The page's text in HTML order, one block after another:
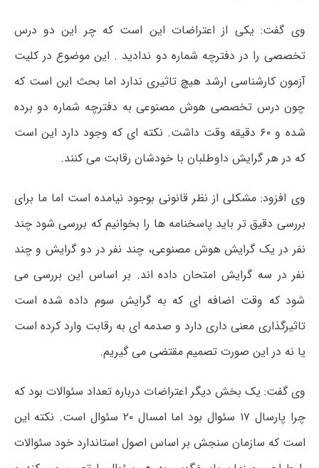
وی گفت: یکی از اعتراضات این است که چر این دو درس
تخصصی را در دفترچه شماره دو ندادید . این موضوع در کلیت
آزمون کارشناسی ارشد هیچ تاثیری ندارد اما بحث این است که
چون درس تخصصی هوش مصنوعی به دفترچه شماره دو برده
شده و ۶۰ دقیقه وقت داشت. نکته ای که وجود دارد این است
که در هر گرایش داوطلبان با خودشان رقابت می کنند.
وی افزود: مشکلی از نظر قانونی بوجود نیامده است اما ما برای
بررسی دقیق تر باید پاسخنامه ها را بخوانیم که بررسی شود چند
نفر در یک گرایش هوش مصنوعی، چند نفر در دو گرایش و چند
نفر در سه گرایش امتحان داده اند. بر اساس این بررسی می
شود که وقت اضافه ای که به گرایش سوم داده شده است
تاثیرگذاری معنی داری دارد و صدمه ای به رقابت وارد کرده است
یا نه در این صورت تصمیم مقتضی می گیریم.
وی گفت: یک بخش دیگر اعتراضات درباره تعداد سئوالات بود که
چرا پارسال ۱۷ سئوال بود اما امسال ۲۰ سئوال است. نکته این
است که سازمان سنجش بر اساس اصول استاندارد خود سئوالات